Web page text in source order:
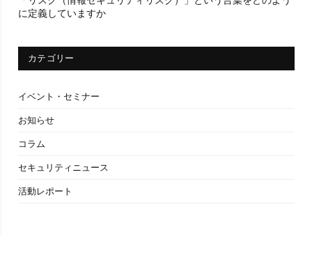
に定義していますか
カテゴリー
イベント・セミナー
お知らせ
コラム
セキュリティニュース
活動レポート